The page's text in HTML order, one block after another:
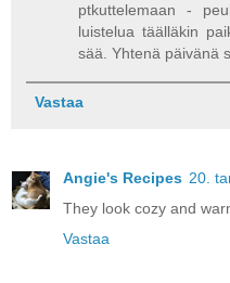
ptkuttelemaan -
luistelua täälläkin
sää. Yhtenä päivänä
Vastaa
Angie's Recipes 20.
They look cozy and
Vastaa